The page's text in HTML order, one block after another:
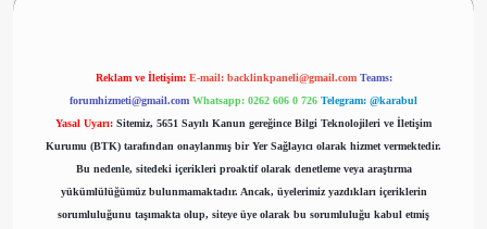
Reklam ve İletişim: E-mail: backlinkpaneli@gmail.com Teams:
forumhizmeti@gmail.com Whatsapp: 0262 606 0 726 Telegram: @karabul
Yasal Uyarı: Sitemiz, 5651 Sayılı Kanun gereğince Bilgi Teknolojileri ve İletişim
Kurumu (BTK) tarafından onaylanmış bir Yer Sağlayıcı olarak hizmet vermektedir.
Bu nedenle, sitedeki içerikleri proaktif olarak denetleme veya araştırma
yükümlülüğümüz bulunmamaktadır. Ancak, üyelerimiz yazdıkları içeriklerin
sorumluluğunu taşımakta olup, siteye üye olarak bu sorumluluğu kabul etmiş